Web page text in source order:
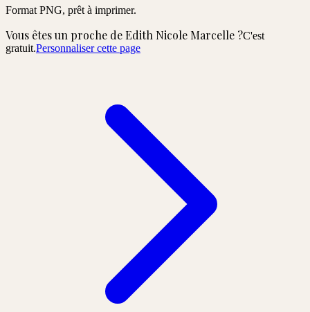
Format PNG, prêt à imprimer.
Vous êtes un proche deEdith Nicole Marcelle ?C'est
gratuit.Personnaliser cette page